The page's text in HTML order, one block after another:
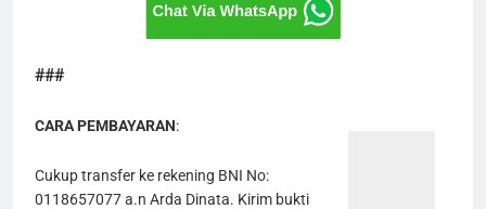
###
CARA PEMBAYARAN:
Cukup transfer ke rekening BNI No:
0118657077 a.n Arda Dinata. Kirim bukti